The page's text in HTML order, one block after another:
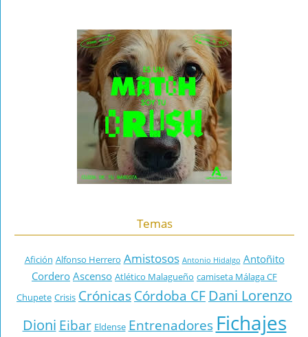
Temas
Afición Alfonso Herrero Amistosos Antonio Hidalgo Antoñito
CorderoAscenso Atlético Malagueño camiseta Málaga CF
Chupete Crisis Crónicas Córdoba CF Dani Lorenzo
Dioni Eibar Eldense Entrenadores Fichajes